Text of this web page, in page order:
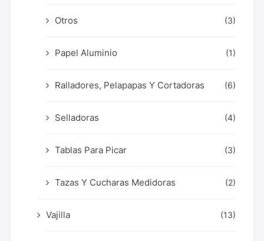
Otros (3)
Papel Aluminio (1)
Ralladores, Pelapapas Y Cortadoras (6)
Selladoras (4)
Tablas Para Picar (3)
Tazas Y Cucharas Medidoras (2)
Vajilla (13)